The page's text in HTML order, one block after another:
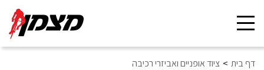
Toggle
navigation
דף בית ציוד אופניים ואביזרי רכיבה